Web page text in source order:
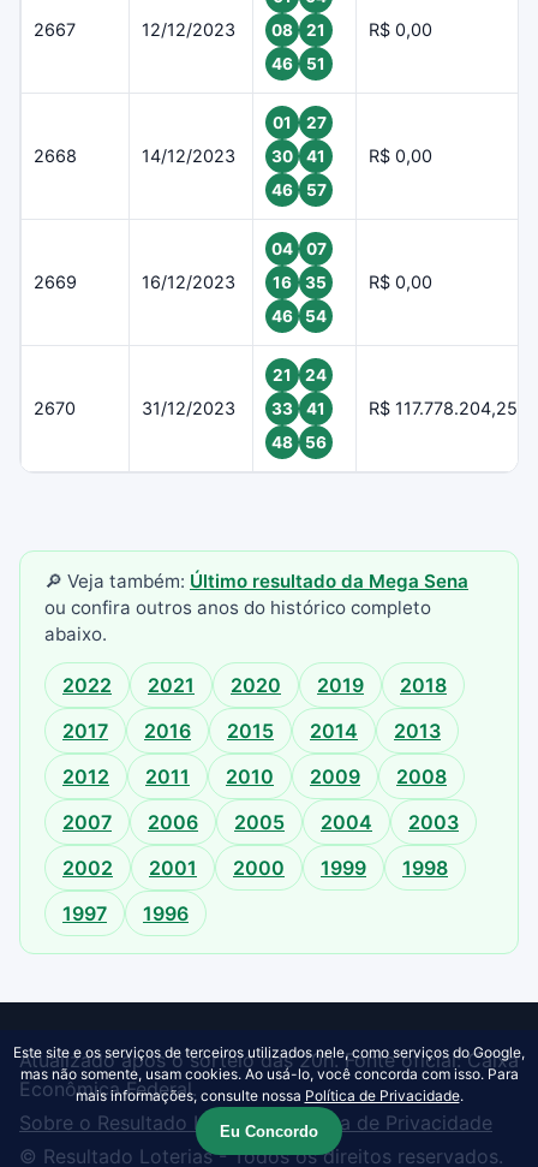
2667 12/12/2023
08
21
46
51
R$ 0,00
2668 14/12/2023
01
27
30
41
46
57
R$ 0,00
2669 16/12/2023
04
07
16
35
46
54
R$ 0,00
2670 31/12/2023
21
24
33
41
48
56
R$ 117.778.204,25
🔎 Veja também: Último resultado da Mega Sena
ou confira outros anos do histórico completo
abaixo.
2022 2021 2020 2019
2018
2017
2016 2015 2014
2013
2012
2011 2010 2009
2008
2007
2006 2005 2004
2003
2002
2001 2000 1999
1998
1997
1996
Atualizado após o sorteio das 20h. Fonte oficial: Caixa
Econômica Federal.
Sobre o Resultado Loterias·Política de Privacidade
© Resultado Loterias - Todos os direitos reservados.
Este site e os serviços de terceiros utilizados nele, como serviços do Google,
mas não somente, usam cookies. Ao usá-lo, você concorda com isso. Para
mais informações, consulte nossa Política de Privacidade.
Eu Concordo